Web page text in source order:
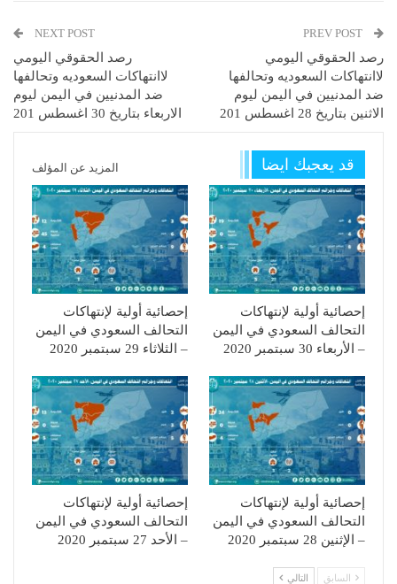
رصد الحقوقي اليومي
لاانتهاكات السعوديه وتحالفها
ضد المدنيين في اليمن ليوم
الاثنين بتاريخ 28 اغسطس 201
NEXT POST
رصد الحقوقي اليومي
لاانتهاكات السعوديه وتحالفها
ضد المدنيين في اليمن ليوم
الاربعاء بتاريخ 30 اغسطس 201
قد يعجبك ايضا المزيد عن المؤلف
إحصائية أولية لإنتهاكات
التحالف السعودي في اليمن
– الأربعاء 30 سبتمبر 2020
إحصائية أولية لإنتهاكات
التحالف السعودي في اليمن
– الثلاثاء 29 سبتمبر 2020
إحصائية أولية لإنتهاكات
التحالف السعودي في اليمن
– الإثنين 28 سبتمبر 2020
إحصائية أولية لإنتهاكات
التحالف السعودي في اليمن
– الأحد 27 سبتمبر 2020
السابق التالي